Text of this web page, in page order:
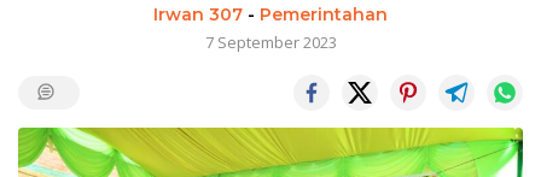
Irwan 307 - Pemerintahan
7 September 2023